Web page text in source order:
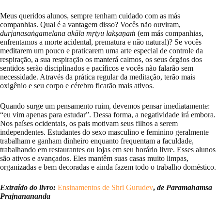
Meus queridos alunos, sempre tenham cuidado com as más
companhias. Qual é a vantagem disso? Vocês não ouviram,
durjanasaṅgamelana akāla mṛtyu lakṣaṇaṁ (em más companhias,
enfrentamos a morte acidental, prematura e não natural)? Se vocês
meditarem um pouco e praticarem uma arte especial de controle da
respiração, a sua respiração os manterá calmos, os seus órgãos dos
sentidos serão disciplinados e pacíficos e vocês não falarão sem
necessidade. Através da prática regular da meditação, terão mais
oxigênio e seu corpo e cérebro ficarão mais ativos.
Quando surge um pensamento ruim, devemos pensar imediatamente:
“eu vim apenas para estudar”. Dessa forma, a negatividade irá embora.
Nos países ocidentais, os pais motivam seus filhos a serem
independentes. Estudantes do sexo masculino e feminino geralmente
trabalham e ganham dinheiro enquanto frequentam a faculdade,
trabalhando em restaurantes ou lojas em seu horário livre. Esses alunos
são ativos e avançados. Eles mantêm suas casas muito limpas,
organizadas e bem decoradas e ainda fazem todo o trabalho doméstico.
Extraído do livro: Ensinamentos de Shri Gurudev, de Paramahamsa
Prajnanananda